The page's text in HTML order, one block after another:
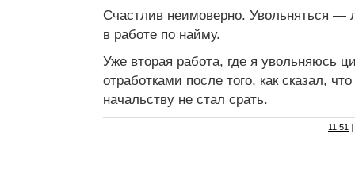
Счастлив неимоверно. Увольняться —
в работе по найму.
Уже вторая работа, где я увольняюсь
отработками после того, как сказал,
начальству не стал срать.
11:51 |